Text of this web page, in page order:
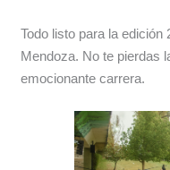
Todo listo para la edición
Mendoza. No te pierdas
emocionante carrera.